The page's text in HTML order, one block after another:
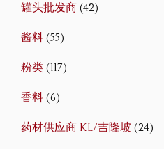
罐头批发商 (42)
酱料 (55)
粉类 (117)
香料 (6)
药材供应商 KL/吉隆坡 (24)